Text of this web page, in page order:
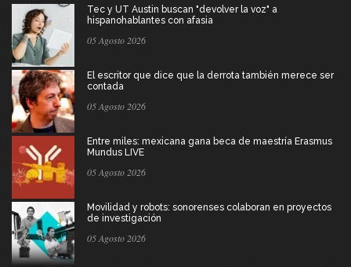
Tec y UT Austin buscan "devolver la voz" a
hispanohablantes con afasia
05 Agosto 2026
El escritor que dice que la derrota también merece ser
contada
05 Agosto 2026
Entre miles: mexicana gana beca de maestría Erasmus
Mundus LIVE
05 Agosto 2026
Movilidad y robots: sonorenses colaboran en proyectos
de investigación
05 Agosto 2026